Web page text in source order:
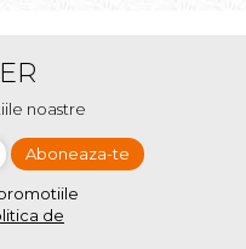
noastre
de